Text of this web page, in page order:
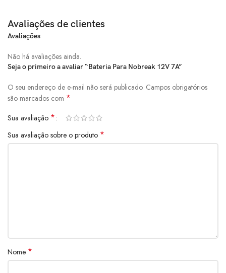
Avaliações de clientes
Avaliações
Não há avaliações ainda.
Seja o primeiro a avaliar “Bateria Para Nobreak 12V 7A”
O seu endereço de e-mail não será publicado. Campos obrigatórios
são marcados com *
Sua avaliação *
Sua avaliação sobre o produto *
Nome *